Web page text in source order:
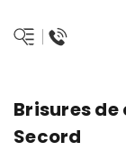
Brisures
Secord